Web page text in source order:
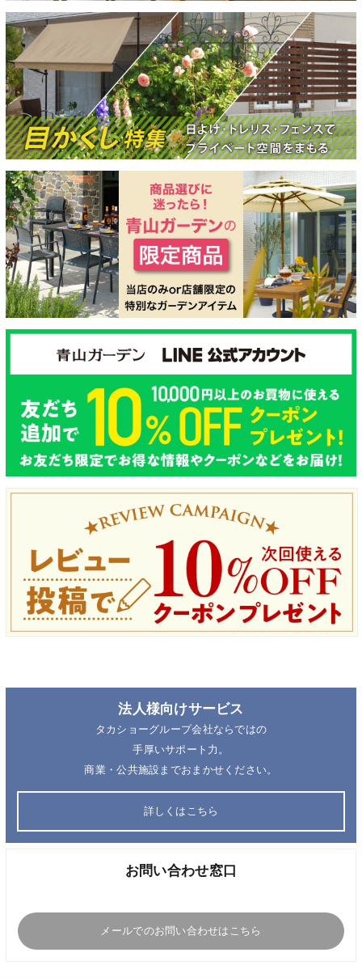
法人様向けサービス
タカショーグループ会社ならではの
手厚いサポート力。
商業・公共施設までおまかせください。
詳しくはこちら
お問い合わせ窓口
メールでのお問い合わせはこちら